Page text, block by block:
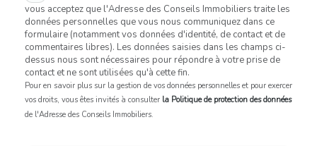
vous acceptez que l'Adresse des Conseils Immobiliers traite les
données personnelles que vous nous communiquez dans ce
formulaire (notamment vos données d'identité, de contact et de
commentaires libres). Les données saisies dans les champs ci-
dessus nous sont nécessaires pour répondre à votre prise de
contact et ne sont utilisées qu'à cette fin.
Pour en savoir plus sur la gestion de vos données personnelles et pour exercer
vos droits, vous êtes invités à consulter la Politique de protection des données
de l'Adresse des Conseils Immobiliers.